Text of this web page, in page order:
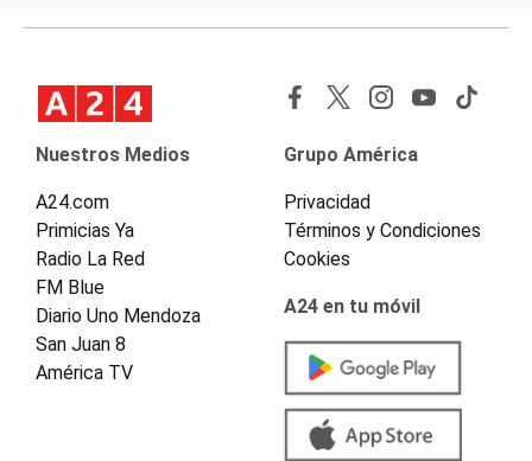
Nuestros Medios
A24.com
Primicias Ya
Radio La Red
FM Blue
Diario Uno Mendoza
San Juan 8
América TV
Grupo América
Privacidad
Términos y Condiciones
Cookies
A24 en tu móvil